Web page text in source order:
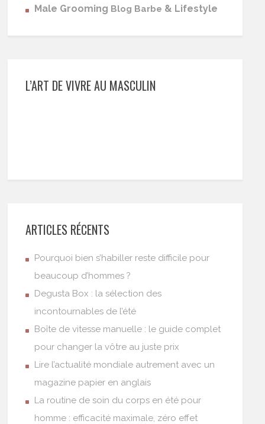
Male Grooming Blog Barbe & Lifestyle
L’ART DE VIVRE AU MASCULIN
ARTICLES RÉCENTS
Pourquoi bien s’habiller reste difficile pour
beaucoup d’hommes ?
Degusta Box : la sélection des
incontournables de l’été
Boîte de vitesse manuelle : le guide complet
pour changer la vôtre au juste prix
Lire l’actualité mondiale autrement avec un
magazine papier en anglais
La routine de soin du corps en été pour
homme : efficacité maximale, zéro effet